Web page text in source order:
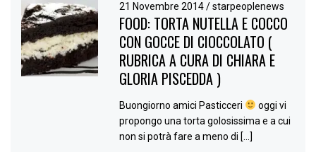
21 Novembre 2014/ starpeoplenews
FOOD: TORTA NUTELLA E COCCO
CON GOCCE DI CIOCCOLATO (
RUBRICA A CURA DI CHIARA E
GLORIA PISCEDDA )
Buongiorno amici Pasticceri
oggi vi
propongo una torta golosissima e a cui
non si potrà fare a meno di […]